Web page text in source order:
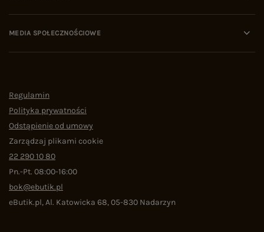
MEDIA SPOŁECZNOŚCIOWE
Regulamin
Polityka prywatności
Odstąpienie od umowy
Zarządzaj plikami cookie
22 290 10 80
Pn.-Pt. 08:00-16:00
bok@ebutik.pl
eButik.pl,Al. Katowicka 68,05-830 Nadarzyn